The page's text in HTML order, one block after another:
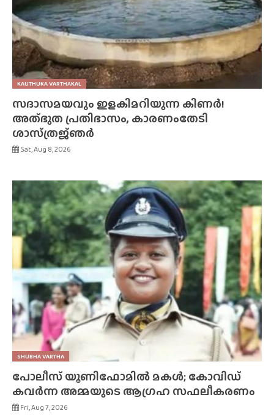
KAUTHUKA VARTHAKAL
സദാസമയവും ഇളകിമറിയുന്ന കിണർ!
അത്‌ഭുത പ്രതിഭാസം, കാരണംതേടി
ശാസ്‌ത്രജ്‌ഞർ
Sat, Aug 8, 2026
SHUBHA VARTHA
പോലീസ് യൂണിഫോമിൽ മകൾ; കോവിഡ്
കവർന്ന അമ്മയുടെ ആഗ്രഹ സഫലീകരണം
Fri, Aug 7, 2026